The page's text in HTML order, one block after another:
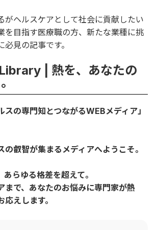
がヘルスケアとして社会に貢献したい
を目指す医療職の方、新たな業種に挑
見の記事です。
| 熱を、あなたの
スの専門知とつながるWEBメディア」
の叡智が集まるメディアへようこそ。
らゆる格差を超えて。
まで、あなたのお悩みに専門家が熱
えします。